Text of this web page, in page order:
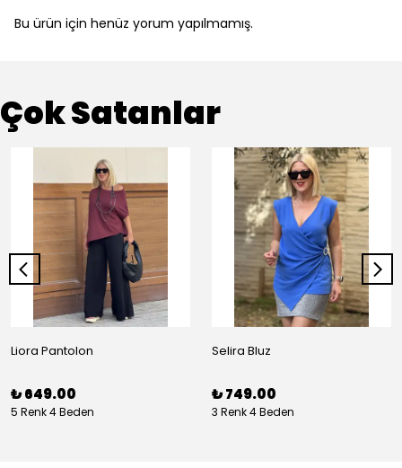
Bu ürün için henüz yorum yapılmamış.
Çok Satanlar
Liora Pantolon
₺ 649.00
5 Renk 4 Beden
Selira Bluz
₺ 749.00
3 Renk 4 Beden